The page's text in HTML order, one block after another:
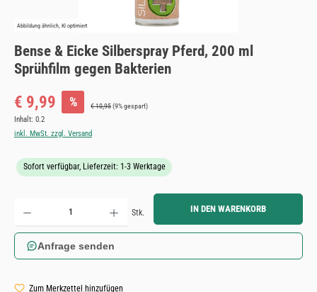
Abbildung ähnlich, KI optimiert
Bense & Eicke Silberspray Pferd, 200 ml
Sprühfilm gegen Bakterien
Verkaufspreis:
€ 9,99 % Regulärer Preis:
€ 10,95(9% gespart)
Inhalt: 0.2
inkl. MwSt. zzgl. Versand
Sofort verfügbar, Lieferzeit: 1-3 Werktage
Produkt Anzahl: Gib den gewünschten Wert ein oder benutze die Schaltflächen um die Anzahl zu
Stk. IN DEN WARENKORB
Anfrage senden
Zum Merkzettel hinzufügen